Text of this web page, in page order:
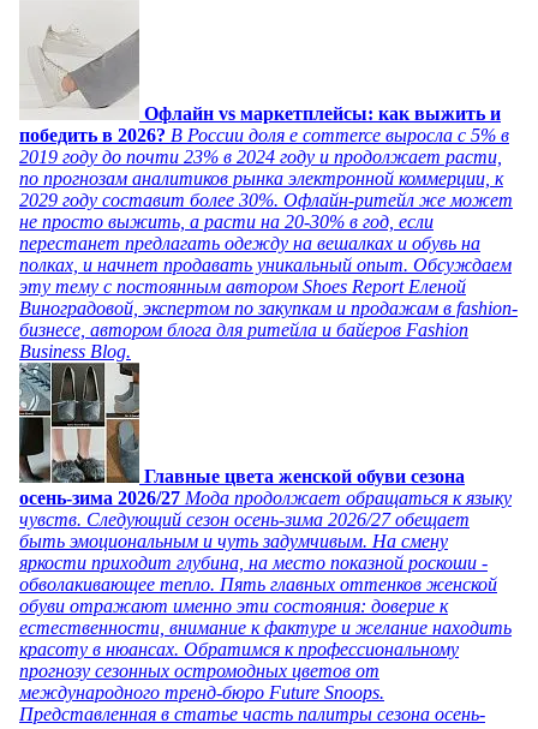
Офлайн vs маркетплейсы: как выжить и
победить в 2026? В России доля e commerce выросла с 5% в
2019 году до почти 23% в 2024 году и продолжает расти,
по прогнозам аналитиков рынка электронной коммерции, к
2029 году составит более 30%. Офлайн-ритейл же может
не просто выжить, а расти на 20-30% в год, если
перестанет предлагать одежду на вешалках и обувь на
полках, и начнет продавать уникальный опыт. Обсуждаем
эту тему с постоянным автором Shoes Report Еленой
Виноградовой, экспертом по закупкам и продажам в fashion-
бизнесе, автором блога для ритейла и байеров Fashion
Business Blog.
Главные цвета женской обуви сезона
осень-зима 2026/27 Мода продолжает обращаться к языку
чувств. Следующий сезон осень-зима 2026/27 обещает
быть эмоциональным и чуть задумчивым. На смену
яркости приходит глубина, на место показной роскоши -
обволакивающее тепло. Пять главных оттенков женской
обуви отражают именно эти состояния: доверие к
естественности, внимание к фактуре и желание находить
красоту в нюансах. Обратимся к профессиональному
прогнозу сезонных остромодных цветов от
международного тренд-бюро Future Snoops.
Представленная в статье часть палитры сезона осень-